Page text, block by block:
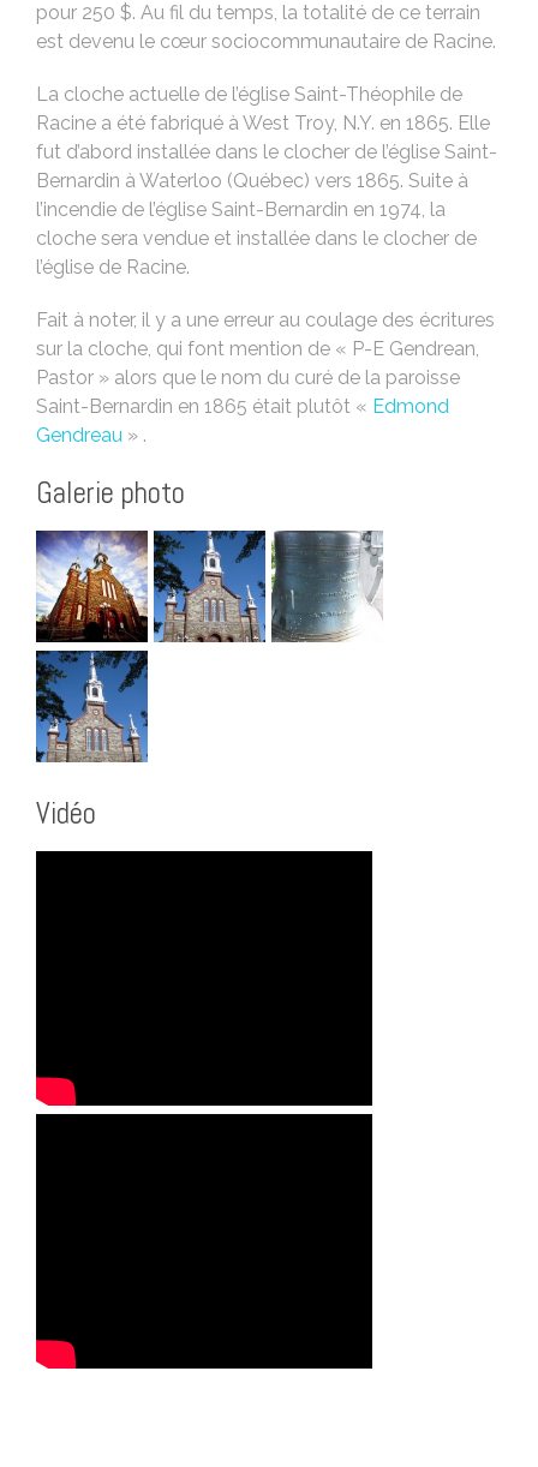
pour 250 $. Au fil du temps, la totalité de ce terrain
est devenu le cœur sociocommunautaire de Racine.
La cloche actuelle de l’église Saint-Théophile de
Racine a été fabriqué à West Troy, N.Y. en 1865. Elle
fut d’abord installée dans le clocher de l’église Saint-
Bernardin à Waterloo (Québec) vers 1865. Suite à
l’incendie de l’église Saint-Bernardin en 1974, la
cloche sera vendue et installée dans le clocher de
l’église de Racine.
Fait à noter, il y a une erreur au coulage des écritures
sur la cloche, qui font mention de « P-E Gendrean,
Pastor » alors que le nom du curé de la paroisse
Saint-Bernardin en 1865 était plutôt « Edmond
Gendreau » .
Galerie photo
Vidéo